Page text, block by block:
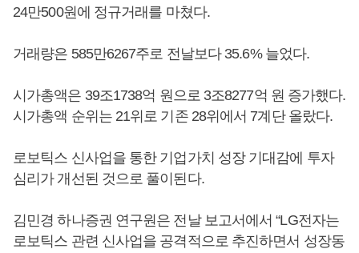
24만500원에 정규거래를 마쳤다.
거래량은 585만6267주로 전날보다 35.6% 늘었다.
시가총액은 39조1738억 원으로 3조8277억 원 증가했다.
시가총액 순위는 21위로 기존 28위에서 7계단 올랐다.
로보틱스 신사업을 통한 기업가치 성장 기대감에 투자
심리가 개선된 것으로 풀이된다.
김민경 하나증권 연구원은 전날 보고서에서 “LG전자는
로보틱스 관련 신사업을 공격적으로 추진하면서 성장동